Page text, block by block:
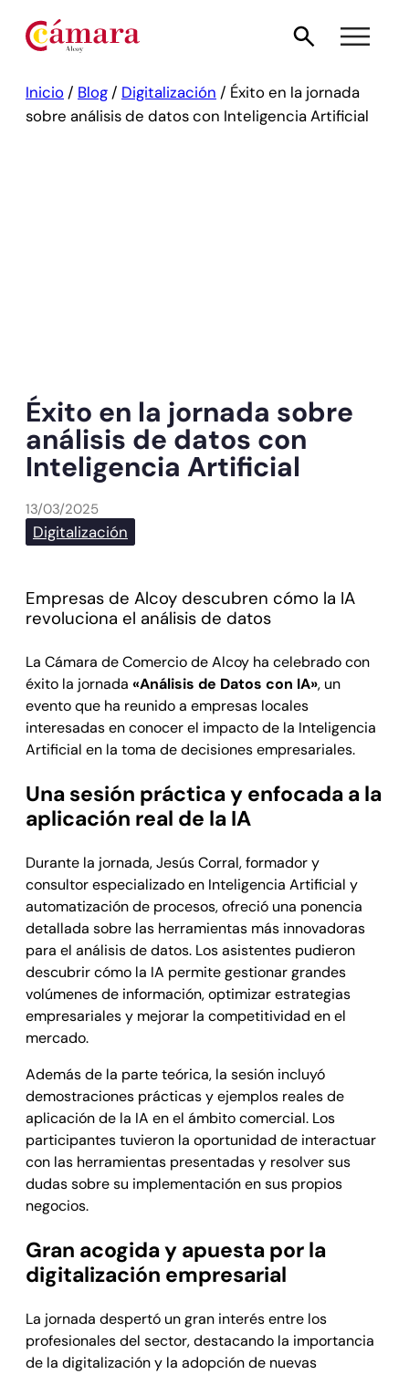
Inicio / Blog / Digitalización / Éxito en la jornada
sobre análisis de datos con Inteligencia Artificial
Éxito en la jornada sobre
análisis de datos con
Inteligencia Artificial
13/03/2025
Digitalización
Empresas de Alcoy descubren cómo la IA
revoluciona el análisis de datos
La Cámara de Comercio de Alcoy ha celebrado con
éxito la jornada «Análisis de Datos con IA», un
evento que ha reunido a empresas locales
interesadas en conocer el impacto de la Inteligencia
Artificial en la toma de decisiones empresariales.
Una sesión práctica y enfocada a la
aplicación real de la IA
Durante la jornada, Jesús Corral, formador y
consultor especializado en Inteligencia Artificial y
automatización de procesos, ofreció una ponencia
detallada sobre las herramientas más innovadoras
para el análisis de datos. Los asistentes pudieron
descubrir cómo la IA permite gestionar grandes
volúmenes de información, optimizar estrategias
empresariales y mejorar la competitividad en el
mercado.
Además de la parte teórica, la sesión incluyó
demostraciones prácticas y ejemplos reales de
aplicación de la IA en el ámbito comercial. Los
participantes tuvieron la oportunidad de interactuar
con las herramientas presentadas y resolver sus
dudas sobre su implementación en sus propios
negocios.
Gran acogida y apuesta por la
digitalización empresarial
La jornada despertó un gran interés entre los
profesionales del sector, destacando la importancia
de la digitalización y la adopción de nuevas